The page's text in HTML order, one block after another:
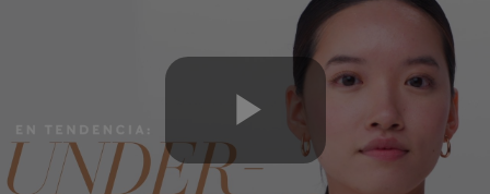
Play